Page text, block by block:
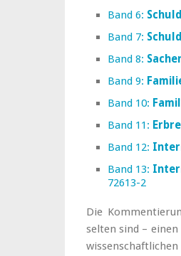
Band 6:
Band 7:
Band 8:
Band 9:
Band 10:
Band 11:
Band 12:
Band 13:
72613-2
Die
selten sind –